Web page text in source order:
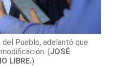
del Pueblo, adelantó que
(JOSÉ
LIBRE.)